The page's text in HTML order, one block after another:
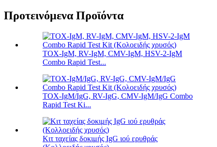
Προτεινόμενα Προϊόντα
TOX-IgM, RV-IgM, CMV-IgM, HSV-2-IgM
Combo Rapid Test...
TOX-IgM/IgG, RV-IgG, CMV-IgM/IgG Combo
Rapid Test Ki...
Κιτ ταχείας δοκιμής IgG ιού ερυθράς